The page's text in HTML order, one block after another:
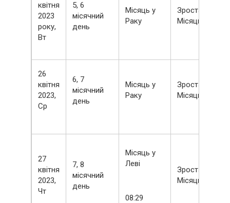
квітня
2023
року,
Вт
5, 6
місячний
день
Місяць у
Раку
Зростаючий
Місяць
26
квітня
2023,
Ср
6, 7
місячний
день
Місяць у
Раку
Зростаючий
Місяць
27
квітня
2023,
Чт
7, 8
місячний
день
Місяць у
Леві
08:29
Зростаючий
Місяць